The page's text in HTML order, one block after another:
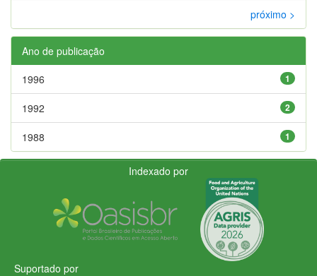
próximo >
Ano de publicação
1
1996
2
1992
1
1988
Indexado por
Suportado por